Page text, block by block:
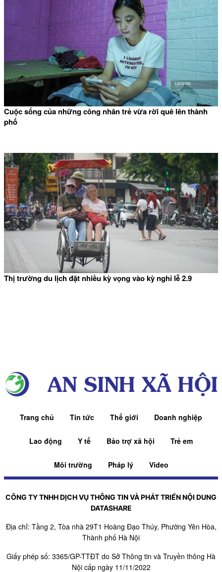
Cuộc sống của những công nhân trẻ vừa rời quê lên thành
phố
Thị trường du lịch đặt nhiều kỳ vọng vào kỳ nghỉ lễ 2.9
Trang chủ Tin tức Thế giới Doanh nghiệp
Lao động Y tế Bảo trợ xã hội Trẻ em
Môi trường Pháp lý Video
CÔNG TY TNHH DỊCH VỤ THÔNG TIN VÀ PHÁT TRIỂN NỘI DUNG
DATASHARE
Địa chỉ: Tầng 2, Tòa nhà 29T1 Hoàng Đạo Thúy, Phường Yên Hòa,
Thành phố Hà Nội
Giấy phép số: 3365/GP-TTĐT do Sở Thông tin và Truyền thông Hà
Nội cấp ngày 11/11/2022